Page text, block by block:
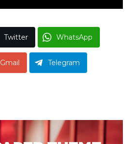
Twitter WhatsApp
Gmail Telegram